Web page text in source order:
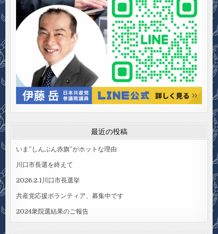
最近の投稿
いま”しんぶん赤旗”がホットな理由
川口市長選を終えて
2026.2.1川口市長選挙
共産党応援ボランティア、募集中です
2024衆院選結果のご報告